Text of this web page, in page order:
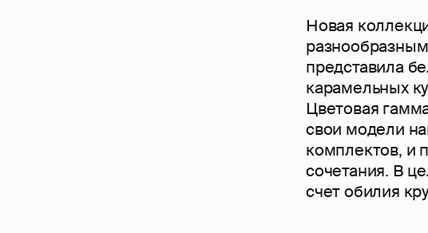
Новая
представила
карамельных
Цветовая
свои модели
комплектов, и
сочетания. В
счет обилия